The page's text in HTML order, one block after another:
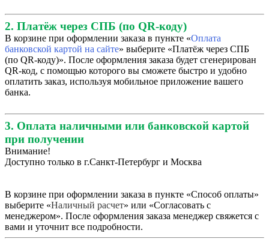
2. Платёж через СПБ (по QR-коду)
В корзине при оформлении заказа в пункте «Оплата
банковской картой на сайте» выберите «Платёж через СПБ
(по QR-коду)». После оформления заказа будет сгенерирован
QR-код, с помощью которого вы сможете быстро и удобно
оплатить заказ, используя мобильное приложение вашего
банка.
3. Оплата наличными или банковской картой
при получении
Внимание!
Доступно только в г.Санкт-Петербург и Москва
В корзине при оформлении заказа в пункте «Способ оплаты»
выберите «Наличный расчет» или «Согласовать с
менеджером». После оформления заказа менеджер свяжется с
вами и уточнит все подробности.